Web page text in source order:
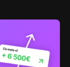
Blog